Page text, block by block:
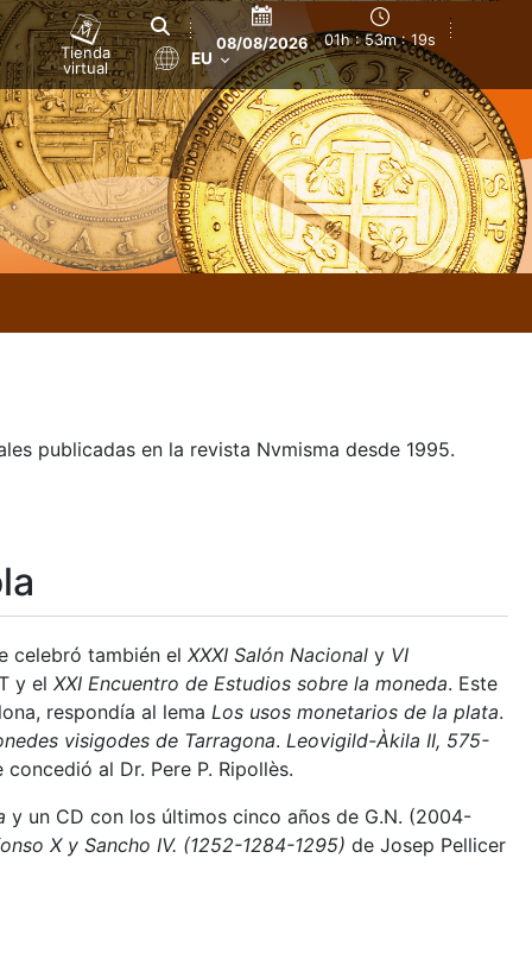
Tienda
virtual
08/08/2026 01h : 53m : 19s
EU
publicadas en la revista Nvmisma desde 1995.
celebró también el XXXI Salón Nacional y VI
y el XXI Encuentro de Estudios sobre la moneda. Este
respondía al lema Los usos monetarios de la plata.
visigodes de Tarragona. Leovigild-Àkila II, 575-
al Dr. Pere P. Ripollès.
y un CD con los últimos cinco años de G.N. (2004-
X y Sancho IV. (1252-1284-1295) de Josep Pellicer